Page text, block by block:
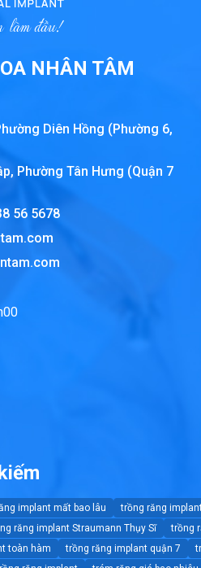
NHÂN TÂM
Diên Hồng (Phường 6,
Phường Tân Hưng (Quận 7
56 5678
implant mất bao lâu trồng răng
răng implant Straumann Thụy Sĩ trồng
toàn hàm trồng răng implant quận 7